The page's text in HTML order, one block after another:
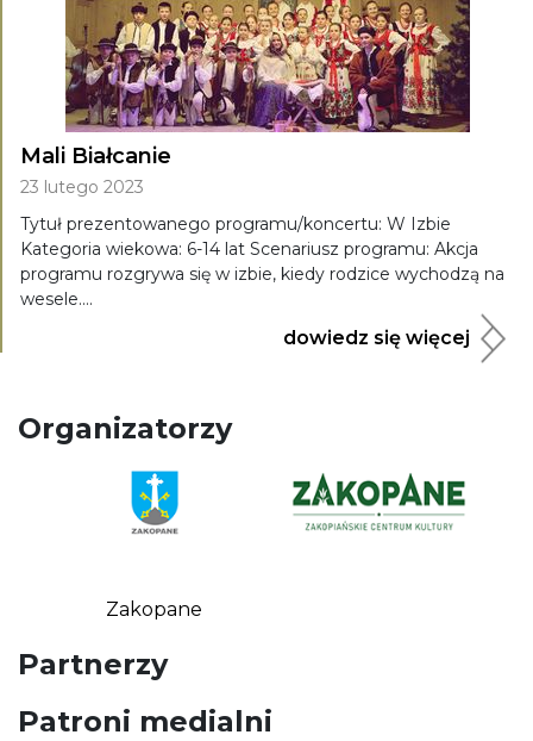
Mali Białcanie
23 lutego 2023
Tytuł prezentowanego programu/koncertu: W Izbie
Kategoria wiekowa: 6-14 lat Scenariusz programu: Akcja
programu rozgrywa się w izbie, kiedy rodzice wychodzą na
wesele....
dowiedz się więcej
Organizatorzy
Zakopane
Partnerzy
Patroni medialni